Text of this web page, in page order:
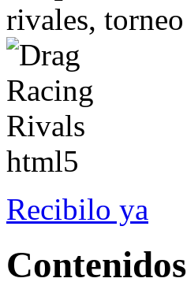
rivales, torneo
Recibilo ya